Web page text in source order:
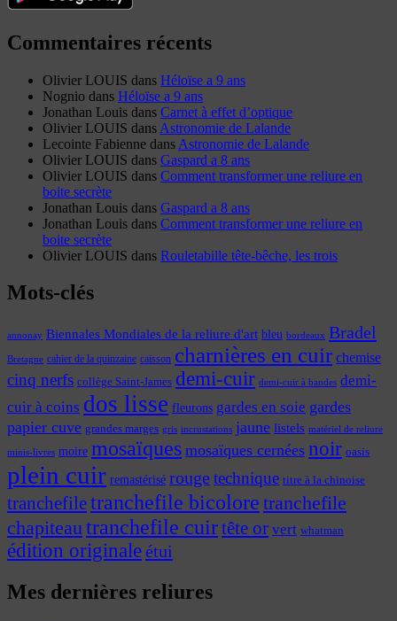
Commentaires récents
Olivier LOUIS dans Héloïse a 9 ans
Nognio dans Héloïse a 9 ans
Jonathan Louis dans Carnet à effet d’optique
Olivier LOUIS dans Astronomie de Lalande
Lecointe Fabienne dans Astronomie de Lalande
Olivier LOUIS dans Gaspard a 8 ans
Olivier LOUIS dans Comment transformer une reliure en
boite secrète
Jonathan Louis dans Gaspard a 8 ans
Jonathan Louis dans Comment transformer une reliure en
boite secrète
Olivier LOUIS dans Rouletabille tête-bêche, les trois
Mots-clés
annonay Biennales Mondiales de la reliure d'art bleu bordeaux Bradel
Bretagne cahier de la quinzaine caisson charnières en cuir chemise
cinq nerfs collège Saint-James demi-cuir demi-cuir à bandes demi-
cuir à coins dos lisse fleurons gardes en soie gardes
papier cuve grandes marges gris incrustations jaune listels matériel de reliure
minis-livres moire mosaïques mosaïques cernées noir oasis
plein cuir remastérisé rougetechnique titre à la chinoise
tranchefiletranchefile bicolore tranchefile
chapiteautranchefile cuirtête or vert whatman
édition originaleétui
Mes dernières reliures